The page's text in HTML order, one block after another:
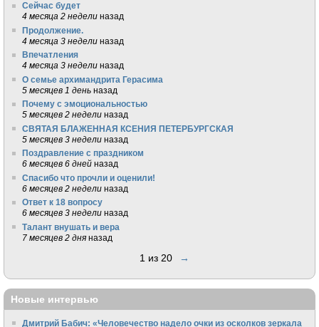
Сейчас будет
4 месяца 2 недели назад
Продолжение.
4 месяца 3 недели назад
Впечатления
4 месяца 3 недели назад
О семье архимандрита Герасима
5 месяцев 1 день назад
Почему с эмоциональностью
5 месяцев 2 недели назад
СВЯТАЯ БЛАЖЕННАЯ КСЕНИЯ ПЕТЕРБУРГСКАЯ
5 месяцев 3 недели назад
Поздравление с праздником
6 месяцев 6 дней назад
Спасибо что прочли и оценили!
6 месяцев 2 недели назад
Ответ к 18 вопросу
6 месяцев 3 недели назад
Талант внушать и вера
7 месяцев 2 дня назад
1 из 20 →
Новые интервью
Дмитрий Бабич: «Человечество надело очки из осколков зеркала